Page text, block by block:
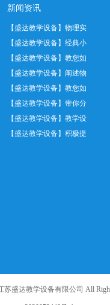
新闻资讯
【盛达教学设备】物理实
验中托盘天平正…
【盛达教学设备】经典小
学数学教具——…
【盛达教学设备】教您如
何正确使用温度…
【盛达教学设备】阐述物
理实验室十大管…
【盛达教学设备】教您如
何做好实验室设…
【盛达教学设备】带你分
析教学仪器设备…
【盛达教学设备】教学设
备实际应用中我…
【盛达教学设备】积极提
苏盛达教学设备有限公司 All